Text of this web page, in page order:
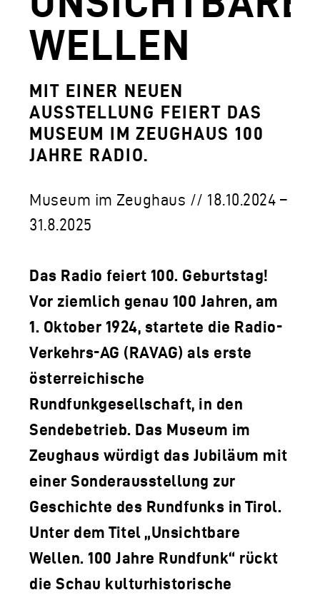
DOWNLOADS
FERDINANDEUM
VOLKSKUNSTMUSEUM
HOFKIRCHE
ZEUGHAUS
AGUNTUM MUSEUM -
LOGO DER TLM
KONTAKT
WELLEN
MIT EINER NEUEN
AUSSTELLUNG FEIERT DAS
MUSEUM IM ZEUGHAUS 100
JAHRE RADIO.
Museum im Zeughaus // 18.10.2024 –
31.8.2025
Das Radio feiert 100. Geburtstag!
Vor ziemlich genau 100 Jahren, am
1. Oktober 1924, startete die Radio-
Verkehrs-AG (RAVAG) als erste
österreichische
Rundfunkgesellschaft, in den
Sendebetrieb. Das Museum im
Zeughaus würdigt das Jubiläum mit
einer Sonderausstellung zur
Geschichte des Rundfunks in Tirol.
Unter dem Titel „Unsichtbare
Wellen. 100 Jahre Rundfunk“ rückt
die Schau kulturhistorische